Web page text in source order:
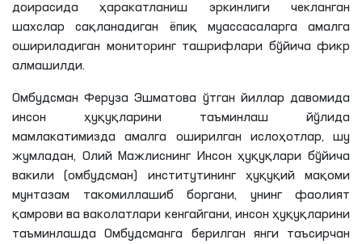
доирасида ҳаракатланиш эркинлиги чекланган
шахслар сақланадиган ёпиқ муассасаларга амалга
ошириладиган мониторинг ташрифлари бўйича фикр
алмашилди.
Омбудсман Феруза Эшматова ўтган йиллар давомида
инсон ҳуқуқларини таъминлаш йўлида
мамлакатимизда амалга оширилган ислоҳотлар, шу
жумладан, Олий Мажлиснинг Инсон ҳуқуқлари бўйича
вакили (омбудсман) институтининг ҳуқуқий мақоми
мунтазам такомиллашиб боргани, унинг фаолият
қамрови ва ваколатлари кенгайгани, инсон ҳуқуқларини
таъминлашда Омбудсманга берилган янги таъсирчан